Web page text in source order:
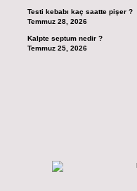
Testi kebabı kaç saatte pişer ?
Temmuz 28, 2026
Kalpte septum nedir ?
Temmuz 25, 2026